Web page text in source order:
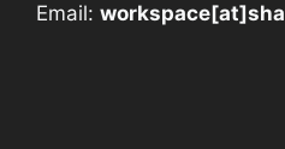
Email: